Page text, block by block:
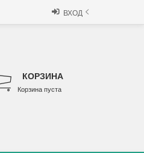
ВХОД
КОРЗИНА
Корзина пуста